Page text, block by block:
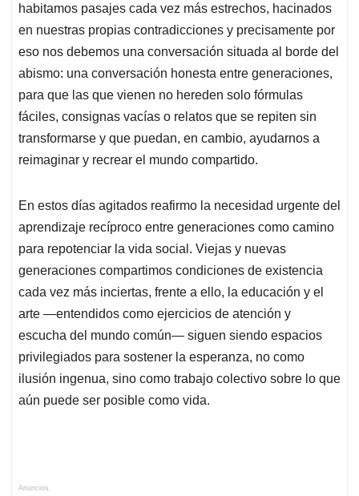
habitamos pasajes cada vez más estrechos, hacinados
en nuestras propias contradicciones y precisamente por
eso nos debemos una conversación situada al borde del
abismo: una conversación honesta entre generaciones,
para que las que vienen no hereden solo fórmulas
fáciles, consignas vacías o relatos que se repiten sin
transformarse y que puedan, en cambio, ayudarnos a
reimaginar y recrear el mundo compartido.
En estos días agitados reafirmo la necesidad urgente del
aprendizaje recíproco entre generaciones como camino
para repotenciar la vida social. Viejas y nuevas
generaciones compartimos condiciones de existencia
cada vez más inciertas, frente a ello, la educación y el
arte —entendidos como ejercicios de atención y
escucha del mundo común— siguen siendo espacios
privilegiados para sostener la esperanza, no como
ilusión ingenua, sino como trabajo colectivo sobre lo que
aún puede ser posible como vida.
Anuncios.